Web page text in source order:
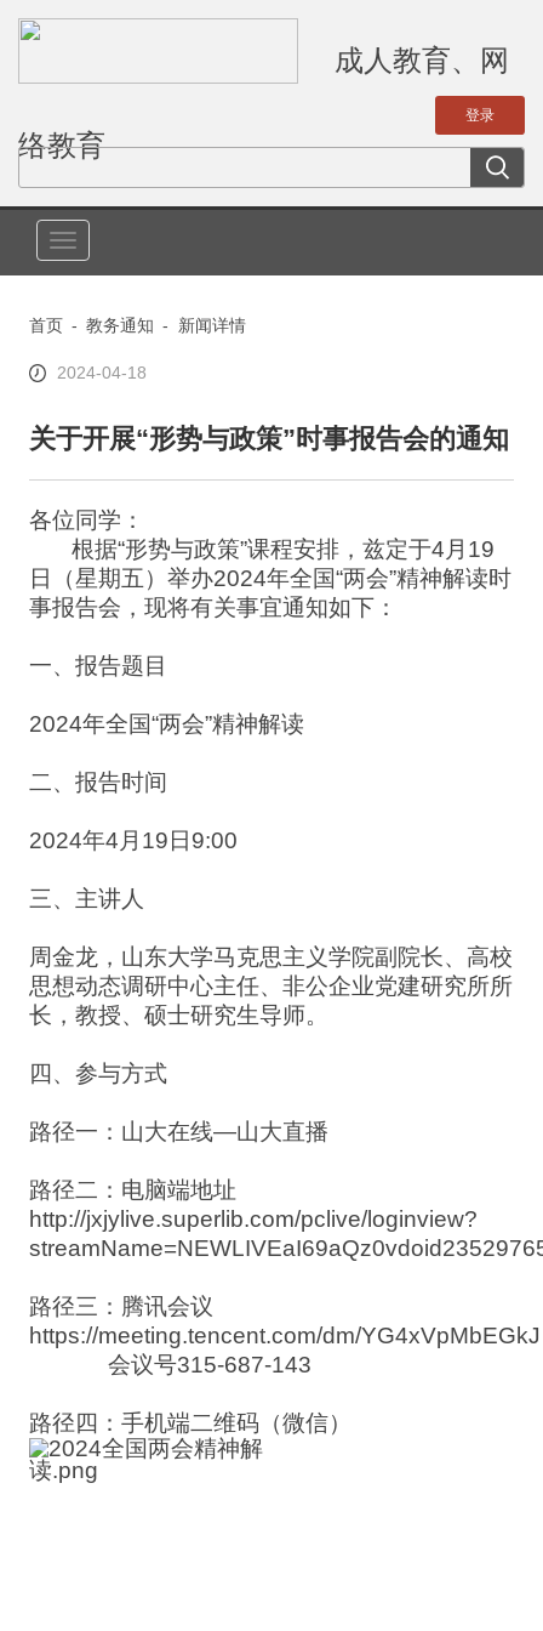
成人教育、网
络教育
切
换
航
首页 - 教务通知 - 新闻详情
2024-04-18
关于开展“形势与政策”时事报告会的通知
各位同学：
根据“形势与政策”课程安排，兹定于4月19
日（星期五）举办2024年全国“两会”精神解读时
事报告会，现将有关事宜通知如下：
一、报告题目
2024年全国“两会”精神解读
二、报告时间
2024年4月19日9:00
三、主讲人
周金龙，山东大学马克思主义学院副院长、高校
思想动态调研中心主任、非公企业党建研究所所
长，教授、硕士研究生导师。
四、参与方式
路径一：山大在线—山大直播
路径二：电脑端地址
http://jxjylive.superlib.com/pclive/loginview?
路径三：腾讯会议
https://meeting.tencent.com/dm/YG4xVpMbEGkJ
会议号315-687-143
路径四：手机端二维码（微信）